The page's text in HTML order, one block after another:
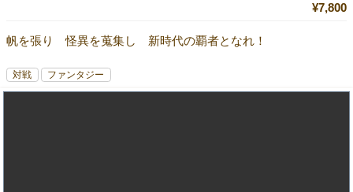
¥7,800
帆を張り 怪異を蒐集し 新時代の覇者となれ！
対戦 ファンタジー